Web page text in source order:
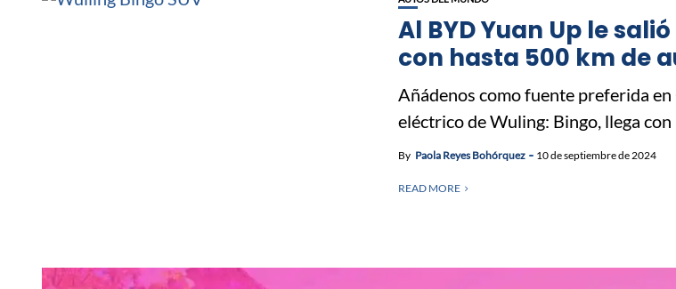
Al BYD Yuan Up le
con hasta 500 km de
Añádenos como fuente preferida
eléctrico de Wuling: Bingo, llega con
By Paola Reyes Bohórquez 10 de septiembre de 2024
READ MORE